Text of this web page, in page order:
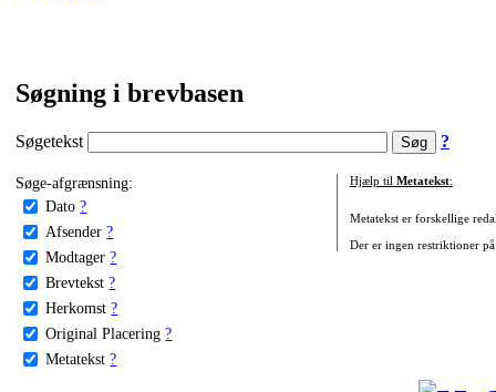
Søgning i brevbasen
Søgetekst ?
Søge-afgrænsning:
Dato ?
Afsender ?
Modtager ?
Brevtekst ?
Herkomst ?
Original Placering ?
Metatekst ?
Hjælp til Metatekst:
Metatekst er forskellige
Der er ingen restriktioner